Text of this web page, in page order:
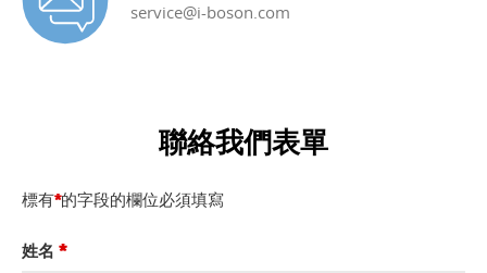
service@i-boson.com
聯絡我們表單
標有*的字段的欄位必須填寫
姓名 *